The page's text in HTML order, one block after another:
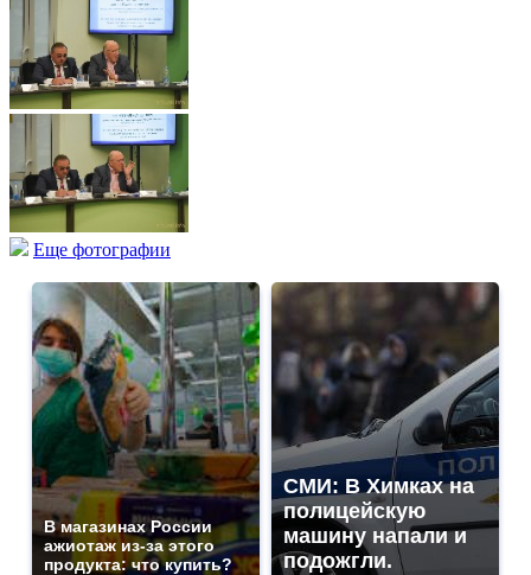
Еще фотографии
В магазинах России
ажиотаж из-за этого
продукта: что купить?
СМИ: В Химках на
полицейскую
машину напали и
подожгли.